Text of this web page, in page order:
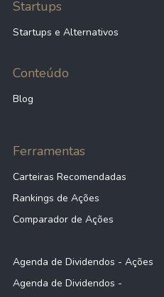
Startups
Startups e Alternativos
Conteúdo
Blog
Ferramentas
Carteiras Recomendadas
Rankings de Ações
Comparador de Ações
Agenda de Dividendos - Ações
Agenda de Dividendos -